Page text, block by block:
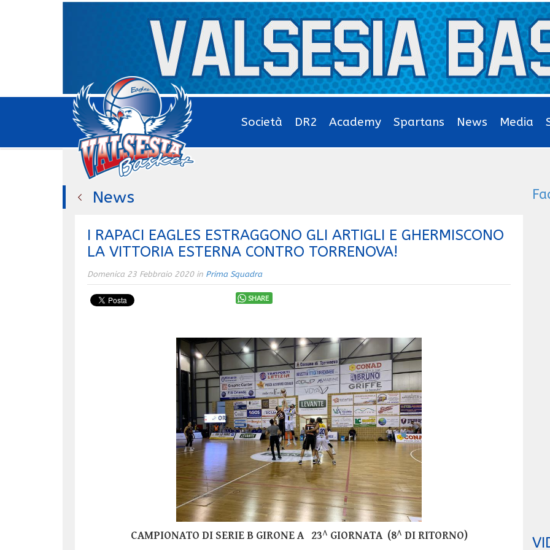
Società DR2 Academy Spartans News Media
News
I RAPACI EAGLES ESTRAGGONO GLI ARTIGLI E GHERMISCONO
LA VITTORIA ESTERNA CONTRO TORRENOVA!
Domenica 23 Febbraio 2020 in Prima Squadra
SHARE
CAMPIONATO DI SERIE B GIRONE A 23^ GIORNATA (8^ DI RITORNO)